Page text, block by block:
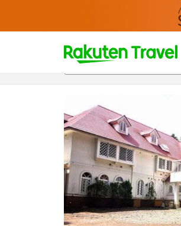
t
p
e
_
s
a
c
개요객실 & 숙박 상품이용 후기